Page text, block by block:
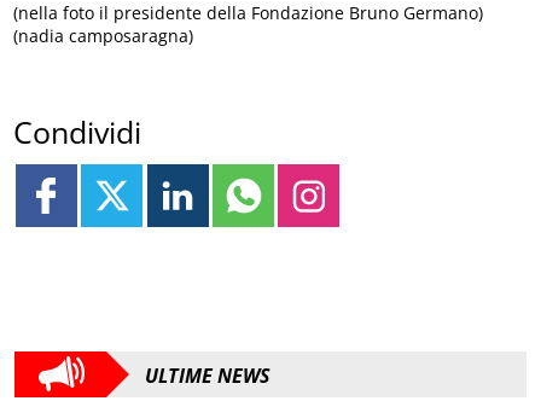
(nella foto il presidente della Fondazione Bruno Germano)
(nadia camposaragna)
Condividi
ULTIME NEWS